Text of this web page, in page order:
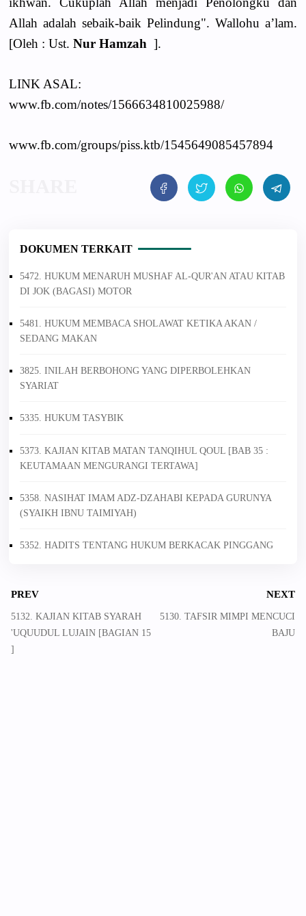
Allah adalah sebaik-baik Pelindung". Wallohu a’lam.
[Oleh : Ust. Nur Hamzah ].
LINK ASAL:
www.fb.com/notes/1566634810025988/
www.fb.com/groups/piss.ktb/1545649085457894
DOKUMEN TERKAIT
5472. HUKUM MENARUH MUSHAF AL-QUR'AN ATAU KITAB
DI JOK (BAGASI) MOTOR
5481. HUKUM MEMBACA SHOLAWAT KETIKA AKAN /
SEDANG MAKAN
3825. INILAH BERBOHONG YANG DIPERBOLEHKAN
SYARIAT
5335. HUKUM TASYBIK
5373. KAJIAN KITAB MATAN TANQIHUL QOUL [BAB 35 :
KEUTAMAAN MENGURANGI TERTAWA]
5358. NASIHAT IMAM ADZ-DZAHABI KEPADA GURUNYA
(SYAIKH IBNU TAIMIYAH)
5352. HADITS TENTANG HUKUM BERKACAK PINGGANG
PREV
5132. KAJIAN KITAB SYARAH
'UQUUDUL LUJAIN [BAGIAN 15
]
NEXT
5130. TAFSIR MIMPI MENCUCI
BAJU